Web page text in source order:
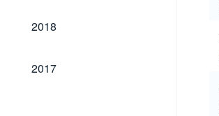
2018
2018
2017
2017